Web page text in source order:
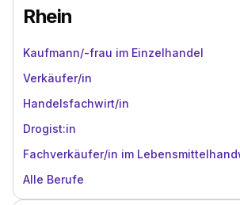
Rhein
Kaufmann/-frau im Einzelhandel
Verkäufer/in
Handelsfachwirt/in
Drogist:in
Fachverkäufer/in im
Alle Berufe